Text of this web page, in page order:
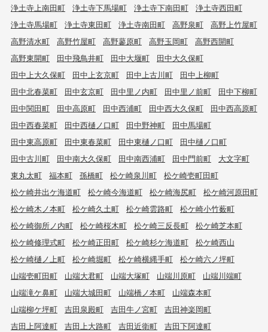
浄土寺上南田町
浄土寺下馬場町 浄土寺下南田町
浄土寺西田町
浄土寺馬場町
浄土寺東田町 浄土寺南田町 高野泉町
高野上竹屋町
高野清水町
高野竹屋町 高野蓼原町 高野玉岡町
高野西開町
高野東開町
田中飛鳥井町 田中大堰町
田中大久保町
田中上大久保町
田中上玄京町 田中上古川町
田中上柳町
田中北春菜町
田中玄京町 田中里ノ内町 田中里ノ前町
田中下柳町
田中関田町
田中高原町 田中西浦町 田中西大久保町
田中西高原町
田中西春菜町
田中西樋ノ口町 田中野神町
田中馬場町
田中東高原町
田中東春菜町 田中東樋ノ口町
田中樋ノ口町
田中古川町
田中南大久保町 田中南西浦町 田中門前町
大文字町
東丸太町
福本町 孫橋町 松ケ崎泉川町
松ケ崎壱町田町
松ケ崎井出ケ海道町
松ケ崎今海道町 松ケ崎海尻町
松ケ崎河原田町
松ケ崎木ノ本町
松ケ崎久土町 松ケ崎雲路町
松ケ崎小竹薮町
松ケ崎御所ノ内町
松ケ崎桜木町 松ケ崎三反長町
松ケ崎芝本町
松ケ崎修理式町
松ケ崎正田町 松ケ崎杉ケ海道町
松ケ崎西山
松ケ崎樋ノ上町
松ケ崎堀町 松ケ崎横縄手町
松ケ崎六ノ坪町
山端壱町田町
山端大君町 山端大塚町 山端川原町
山端川端町
山端滝ケ鼻町
山端大城田町 山端橋ノ本町
山端森本町
山端柳ケ坪町
吉田泉殿町 吉田牛ノ宮町
吉田神楽岡町
吉田上阿達町
吉田上大路町 吉田近衛町
吉田下阿達町